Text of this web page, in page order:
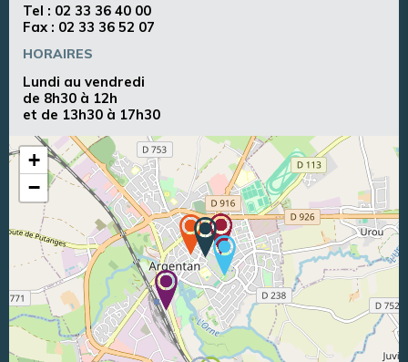
Tel : 02 33 36 40 00
Fax : 02 33 36 52 07
HORAIRES
Lundi au vendredi
de 8h30 à 12h
et de 13h30 à 17h30
+
−